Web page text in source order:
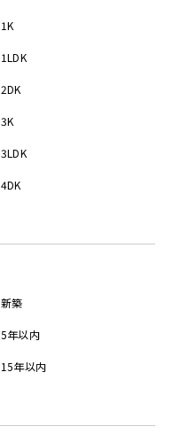
1K
1LDK
2DK
3K
3LDK
4DK
新築
5年以内
15年以内